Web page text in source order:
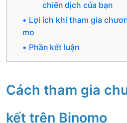
chiến dịch của bạn
Lợi ích khi tham gia
mo
Phần kết luận
Cách tham gia
kết trên Binomo